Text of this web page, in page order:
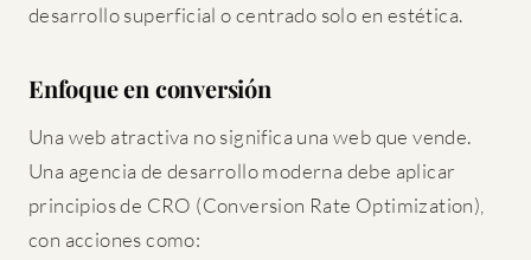
desarrollo superficial o centrado solo en estética.
Enfoque en conversión
Una web atractiva no significa una web que vende.
Una agencia de desarrollo moderna debe aplicar
principios de CRO (Conversion Rate Optimization),
con acciones como: